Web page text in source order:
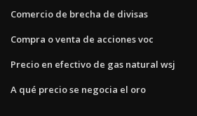
Comercio de brecha de divisas
Compra o venta de acciones voc
Precio en efectivo de gas natural wsj
A qué precio se negocia el oro